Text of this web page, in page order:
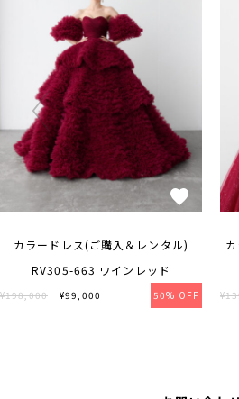
カラードレス(ご購入＆レンタル)
RV305-663 ワインレッド
¥198,000 ¥99,000 50% OFF